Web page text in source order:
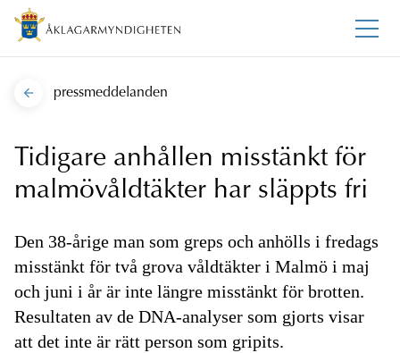
pressmeddelanden
Tidigare anhållen misstänkt för
malmövåldtäkter har släppts fri
Den 38-årige man som greps och anhölls i fredags
misstänkt för två grova våldtäkter i Malmö i maj
och juni i år är inte längre misstänkt för brotten.
Resultaten av de DNA-analyser som gjorts visar
att det inte är rätt person som gripits.